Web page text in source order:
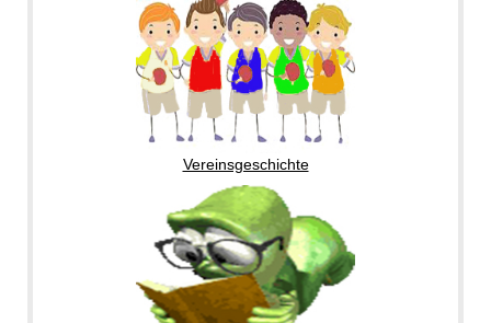
Vereinsgeschichte